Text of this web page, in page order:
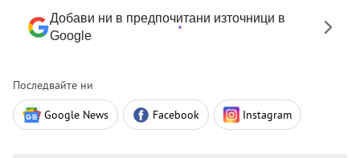
Добави ни в предпочитани източници в
Google
Последвайте ни
Google News Facebook Instagram